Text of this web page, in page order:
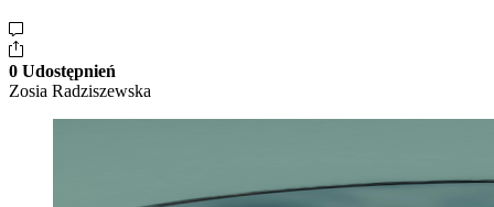
0 Udostępnień
Zosia Radziszewska